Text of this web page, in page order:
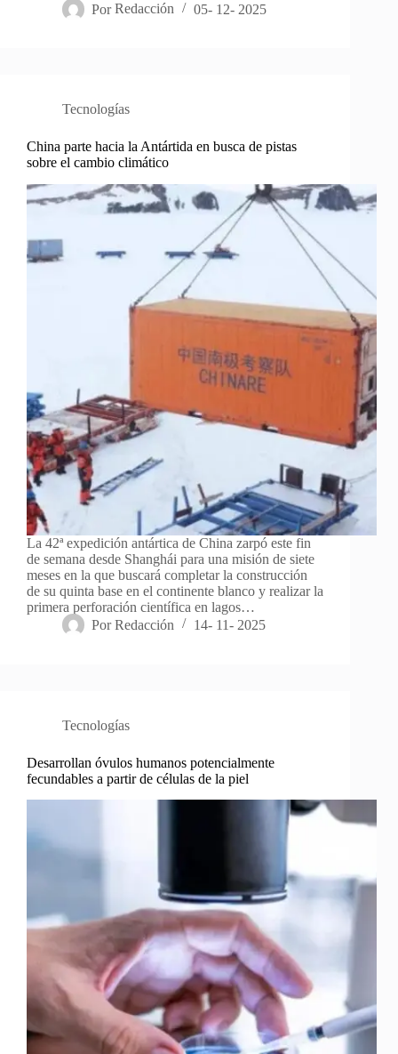
Por Redacción 05- 12- 2025
Tecnologías
China parte hacia la Antártida en busca de pistas
sobre el cambio climático
La 42ª expedición antártica de China zarpó este fin
de semana desde Shanghái para una misión de siete
meses en la que buscará completar la construcción
de su quinta base en el continente blanco y realizar la
primera perforación científica en lagos…
Por Redacción 14- 11- 2025
Tecnologías
Desarrollan óvulos humanos potencialmente
fecundables a partir de células de la piel